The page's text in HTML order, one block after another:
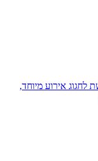
אירוע מיוחד,